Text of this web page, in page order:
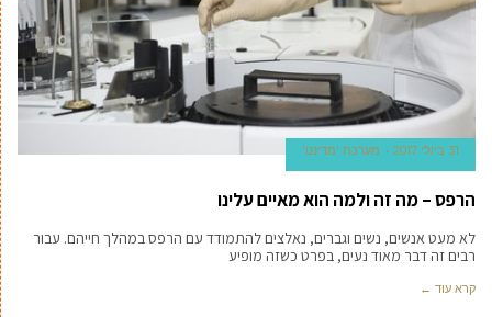
31 ביולי 2017 מערכת 'מדינט'
הרפס – מה זה ולמה הוא מאיים עלינו
לא מעט אנשים, נשים וגברים, נאלצים להתמודד עם הרפס במהלך חייהם. עבור
רבים זה דבר מאוד נעים, בפרט כשזה מופיע
קרא עוד ←